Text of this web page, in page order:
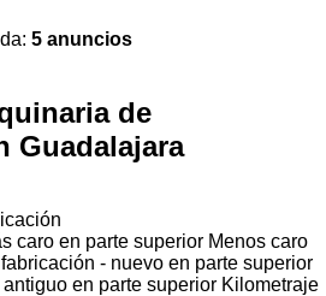
5 anuncios
de
Guadalajara
caro en parte superior Menos caro
- nuevo en parte superior
en parte superior Kilometraje